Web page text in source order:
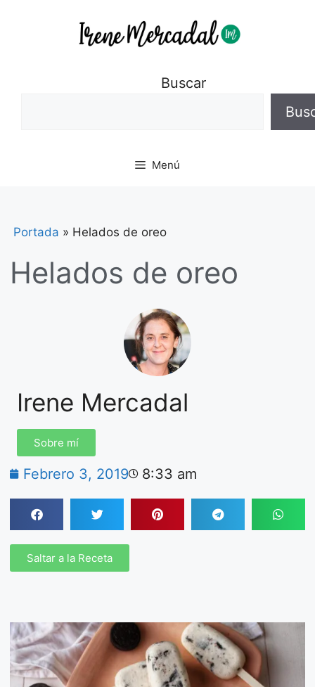
Buscar
Menú
Portada » Helados de oreo
Helados de oreo
Irene Mercadal
Sobre mí
Febrero 3, 2019 8:33 am
Saltar a la Receta